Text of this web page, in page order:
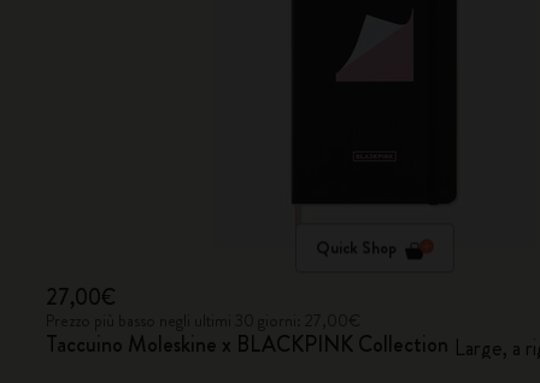
Quick Shop
27,00€
Taccuino Moleskine x BLACKPINK Collection Large, a